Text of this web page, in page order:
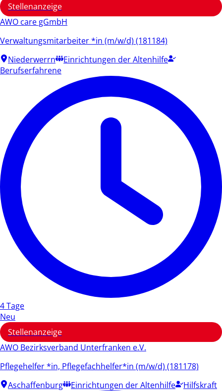
Stellenanzeige
AWO care gGmbH
Verwaltungsmitarbeiter *in (m/w/d) (181184)
Niederwerrn
Einrichtungen der Altenhilfe
Berufserfahrene
4 Tage
Neu
Stellenanzeige
AWO Bezirksverband Unterfranken e.V.
Pflegehelfer *in, Pflegefachhelfer*in (m/w/d) (181178)
Aschaffenburg
Einrichtungen der Altenhilfe Hilfskraft